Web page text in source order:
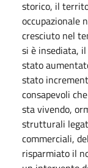
storico, il
occupazionale
cresciuto nel
si è insediata,
stato
stato
consapevoli
sta vivendo,
strutturali
commerciali,
risparmiato il